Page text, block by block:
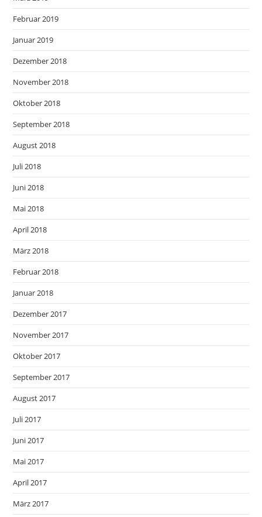
Februar 2019
Januar 2019
Dezember 2018
November 2018
Oktober 2018
September 2018
August 2018
Juli 2018
Juni 2018
Mai 2018
April 2018
März 2018
Februar 2018
Januar 2018
Dezember 2017
November 2017
Oktober 2017
September 2017
August 2017
Juli 2017
Juni 2017
Mai 2017
April 2017
März 2017